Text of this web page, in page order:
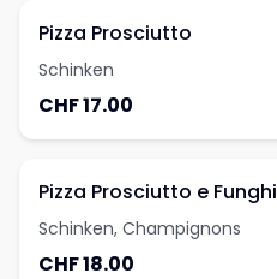
Pizza Prosciutto
Schinken
CHF 17.00
Pizza Prosciutto e Funghi
Schinken, Champignons
CHF 18.00